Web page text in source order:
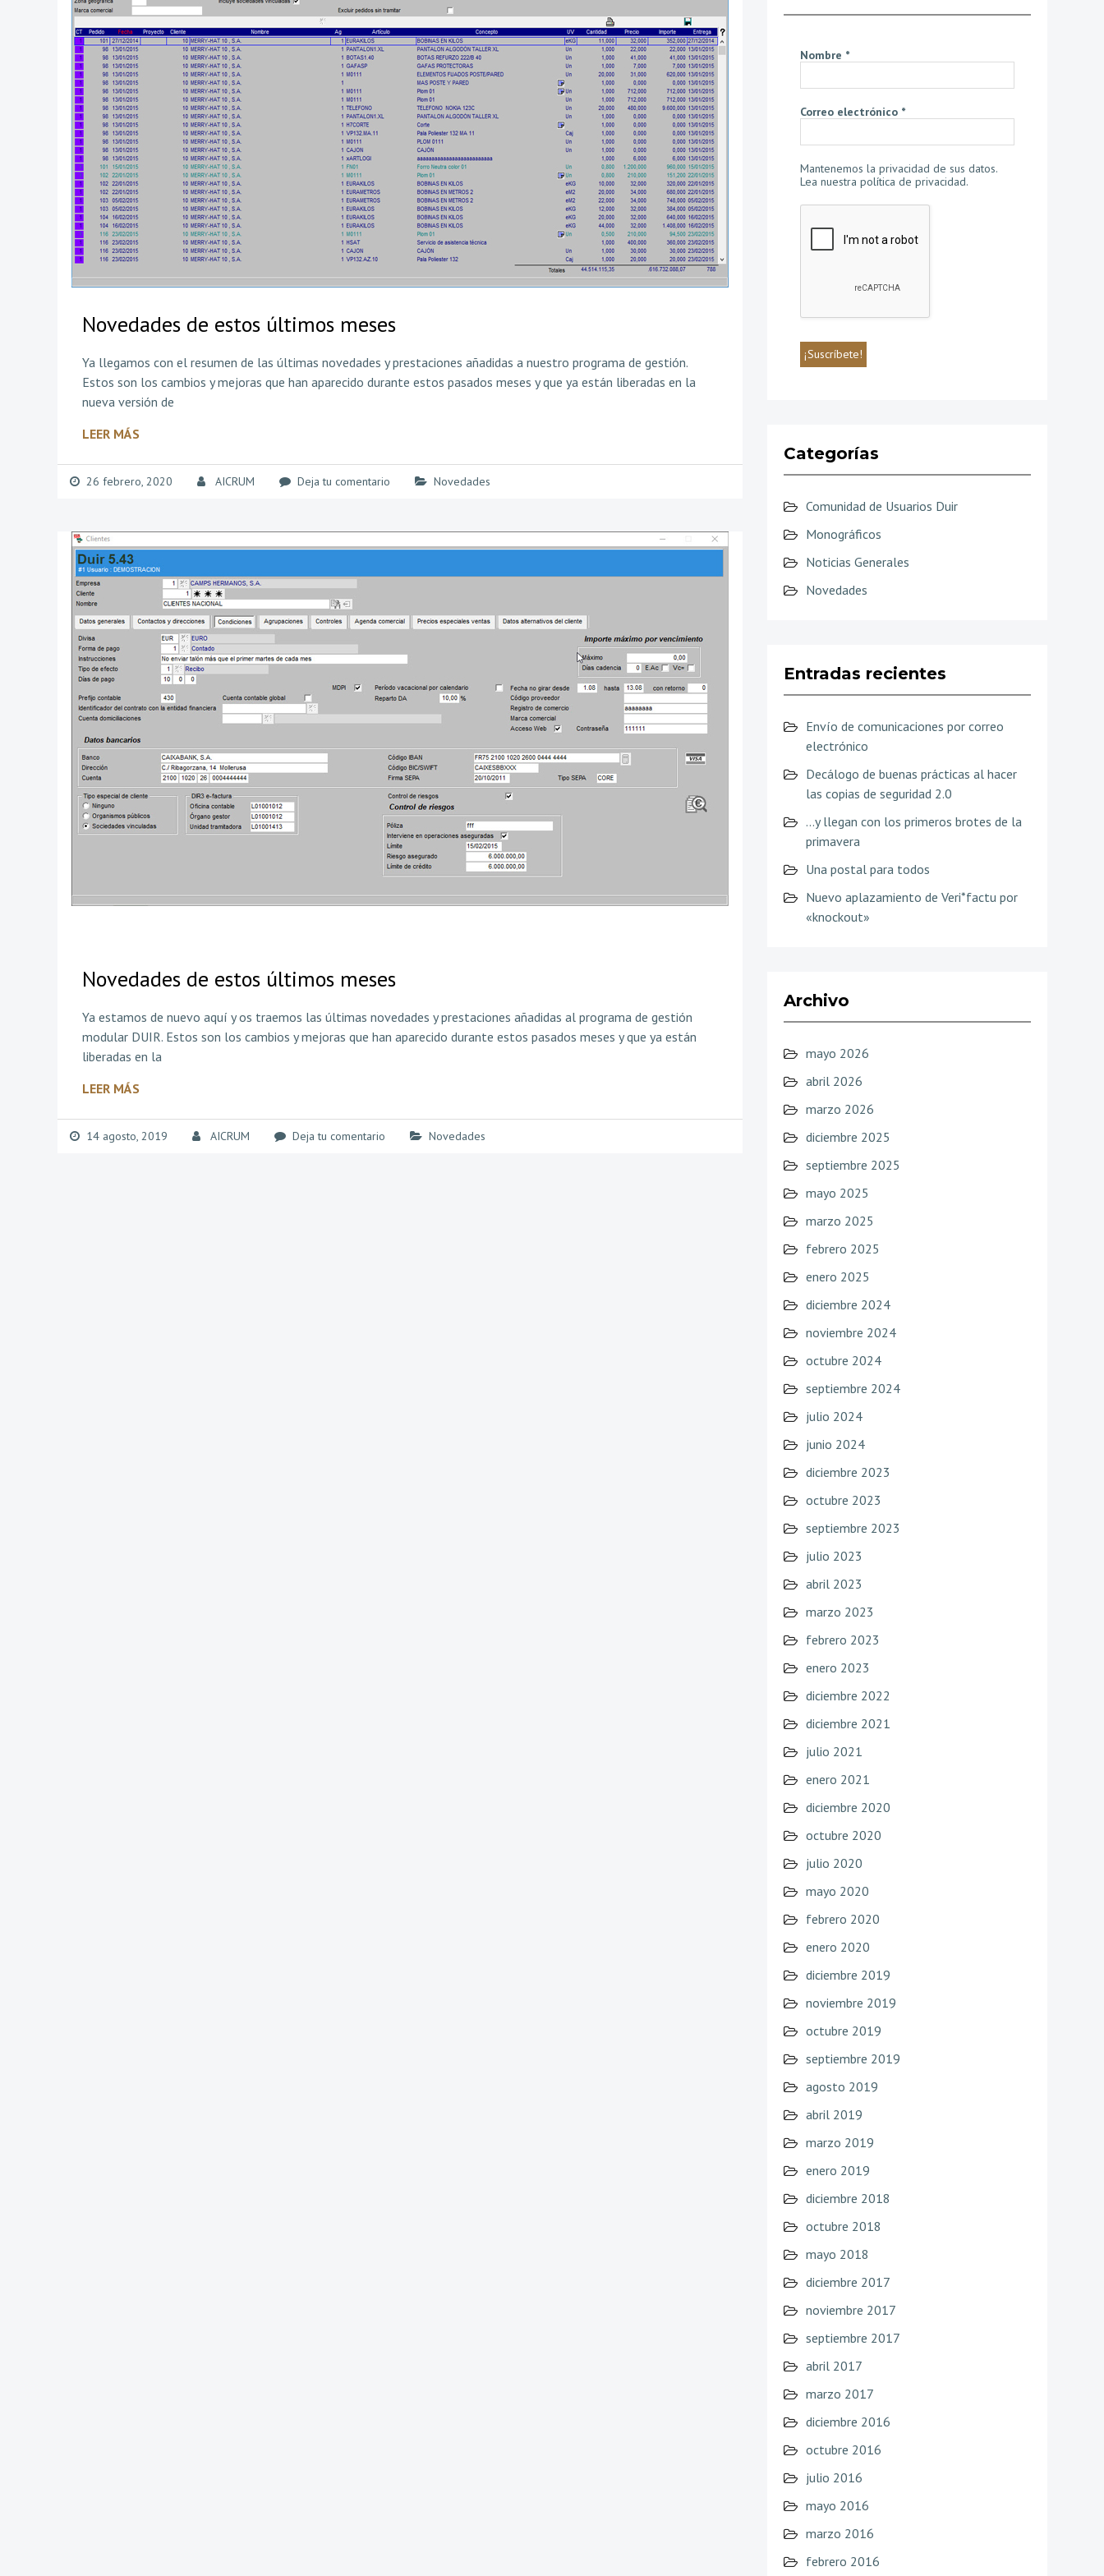
Novedades de estos últimos meses
Ya llegamos con el resumen de las últimas novedades y prestaciones añadidas a nuestro programa de gestión.
Estos son los cambios y mejoras que han aparecido durante estos pasados meses y que ya están liberadas en la
nueva versión de
LEER MÁS
26 febrero, 2020 AICRUM Deja tu comentario Novedades
Novedades de estos últimos meses
Ya estamos de nuevo aquí y os traemos las últimas novedades y prestaciones añadidas al programa de gestión
modular DUIR. Estos son los cambios y mejoras que han aparecido durante estos pasados meses y que ya están
liberadas en la
LEER MÁS
14 agosto, 2019 AICRUM Deja tu comentario Novedades
Nombre *
Correo electrónico *
Mantenemos la privacidad de sus datos.
Lea nuestra política de privacidad.
Categorías
Comunidad de Usuarios Duir
Monográficos
Noticias Generales
Novedades
Entradas recientes
Envío de comunicaciones por correo
electrónico
Decálogo de buenas prácticas al hacer
las copias de seguridad 2.0
…y llegan con los primeros brotes de la
primavera
Una postal para todos
Nuevo aplazamiento de Veri*factu por
«knockout»
Archivo
mayo 2026
abril 2026
marzo 2026
diciembre 2025
septiembre 2025
mayo 2025
marzo 2025
febrero 2025
enero 2025
diciembre 2024
noviembre 2024
octubre 2024
septiembre 2024
julio 2024
junio 2024
diciembre 2023
octubre 2023
septiembre 2023
julio 2023
abril 2023
marzo 2023
febrero 2023
enero 2023
diciembre 2022
diciembre 2021
julio 2021
enero 2021
diciembre 2020
octubre 2020
julio 2020
mayo 2020
febrero 2020
enero 2020
diciembre 2019
noviembre 2019
octubre 2019
septiembre 2019
agosto 2019
abril 2019
marzo 2019
enero 2019
diciembre 2018
octubre 2018
mayo 2018
diciembre 2017
noviembre 2017
septiembre 2017
abril 2017
marzo 2017
diciembre 2016
octubre 2016
julio 2016
mayo 2016
marzo 2016
febrero 2016